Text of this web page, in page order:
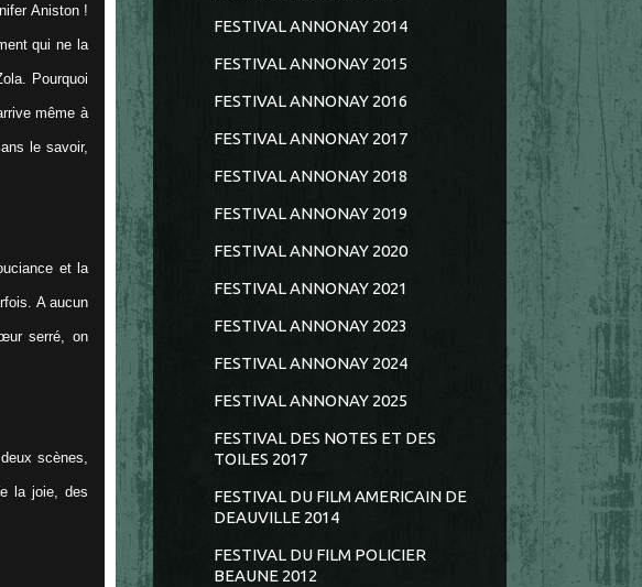
Aniston !
qui ne la
Pourquoi
même à
le savoir,
et la
A aucun
serré, on
scènes,
la joie, des
FESTIVAL ANNONAY 2014
FESTIVAL ANNONAY 2015
FESTIVAL ANNONAY 2016
FESTIVAL ANNONAY 2017
FESTIVAL ANNONAY 2018
FESTIVAL ANNONAY 2019
FESTIVAL ANNONAY 2020
FESTIVAL ANNONAY 2021
FESTIVAL ANNONAY 2023
FESTIVAL ANNONAY 2024
FESTIVAL ANNONAY 2025
FESTIVAL DES NOTES ET DES
TOILES 2017
FESTIVAL DU FILM AMERICAIN DE
DEAUVILLE 2014
FESTIVAL DU FILM POLICIER
BEAUNE 2012